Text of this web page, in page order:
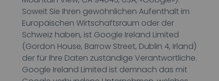
Soweit Sie Ihren gewöhnlichen Aufenthalt im
Europäischen Wirtschaftsraum oder der
Schweiz haben, ist Google Ireland Limited
(Gordon House, Barrow Street, Dublin 4, Irland)
der für Ihre Daten zuständige Verantwortliche.
Google Ireland Limited ist demnach das mit